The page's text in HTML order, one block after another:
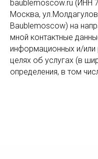
baublemoscow.ru (ИНН
Москва,
Baublemoscow) на
мной контактные
информационных и/
целях об услугах (в
определения, в том